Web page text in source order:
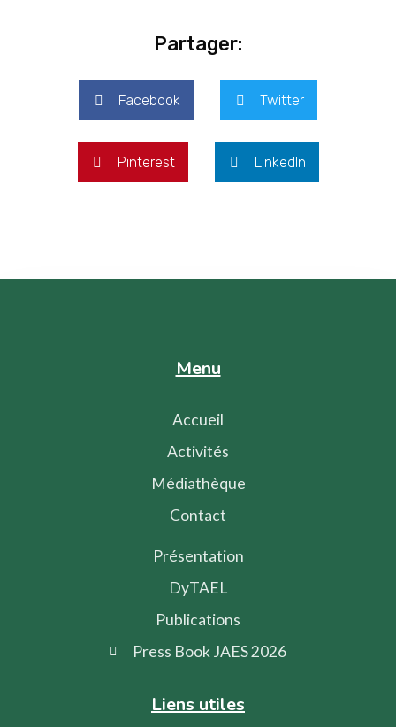
Partager:
Facebook Twitter
Pinterest LinkedIn
Menu
Accueil
Activités
Médiathèque
Contact
Présentation
DyTAEL
Publications
Press Book JAES 2026
Liens utiles